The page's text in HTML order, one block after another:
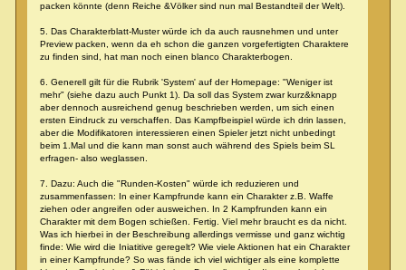
packen könnte (denn Reiche &Völker sind nun mal Bestandteil der Welt).
5. Das Charakterblatt-Muster würde ich da auch rausnehmen und unter
Preview packen, wenn da eh schon die ganzen vorgefertigten Charaktere
zu finden sind, hat man noch einen blanco Charakterbogen.
6. Generell gilt für die Rubrik 'System' auf der Homepage: "Weniger ist
mehr" (siehe dazu auch Punkt 1). Da soll das System zwar kurz&knapp
aber dennoch ausreichend genug beschrieben werden, um sich einen
ersten Eindruck zu verschaffen. Das Kampfbeispiel würde ich drin lassen,
aber die Modifikatoren interessieren einen Spieler jetzt nicht unbedingt
beim 1.Mal und die kann man sonst auch während des Spiels beim SL
erfragen- also weglassen.
7. Dazu: Auch die "Runden-Kosten" würde ich reduzieren und
zusammenfassen: In einer Kampfrunde kann ein Charakter z.B. Waffe
ziehen oder angreifen oder ausweichen. In 2 Kampfrunden kann ein
Charakter mit dem Bogen schießen. Fertig. Viel mehr braucht es da nicht.
Was ich hierbei in der Beschreibung allerdings vermisse und ganz wichtig
finde: Wie wird die Iniatitive geregelt? Wie viele Aktionen hat ein Charakter
in einer Kampfrunde? So was fände ich viel wichtiger als eine komplette